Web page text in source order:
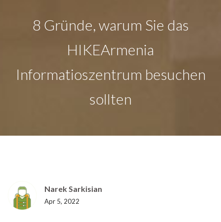
8 Gründe, warum Sie das
HIKEArmenia
Informatioszentrum besuchen
sollten
Narek Sarkisian
Apr 5, 2022